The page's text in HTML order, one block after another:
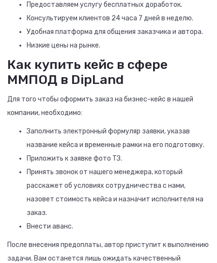
Предоставляем услугу бесплатных доработок.
Консультируем клиентов 24 часа 7 дней в неделю.
Удобная платформа для общения заказчика и автора.
Низкие цены на рынке.
Как купить кейс в сфере
ММПОД в DipLand
Для того чтобы оформить заказ на бизнес-кейс в нашей
компании, необходимо:
Заполнить электронный формуляр заявки, указав
название кейса и временные рамки на его подготовку.
Приложить к заявке фото ТЗ.
Принять звонок от нашего менеджера, который
расскажет об условиях сотрудничества с нами,
назовет стоимость кейса и назначит исполнителя на
заказ.
Внести аванс.
После внесения предоплаты, автор приступит к выполнению
задачи. Вам останется лишь ожидать качественный